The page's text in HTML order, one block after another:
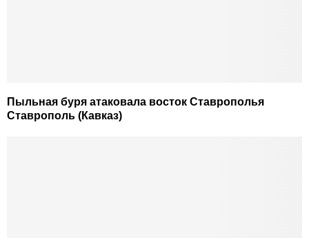
Пыльная буря атаковала восток Ставрополья
Ставрополь (Кавказ)